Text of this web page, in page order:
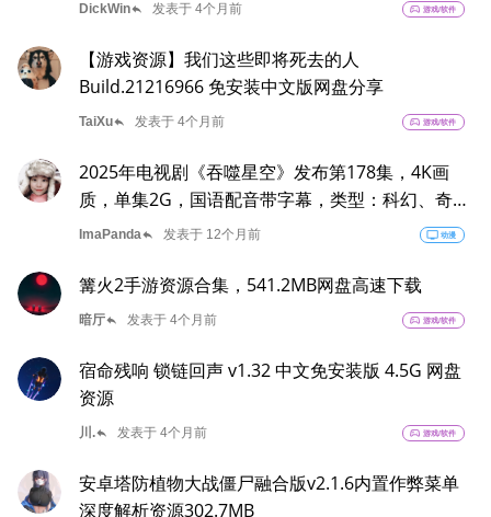
DickWinreply 发表于 4个月前 sports_esports 游戏/软件
【游戏资源】我们这些即将死去的人
Build.21216966 免安装中文版网盘分享
TaiXureply 发表于 4个月前 sports_esports 游戏/软件
2025年电视剧《吞噬星空》发布第178集，4K画
质，单集2G，国语配音带字幕，类型：科幻、奇
幻、动作
ImaPandareply 发表于 12个月前 tv 动漫
篝火2手游资源合集，541.2MB网盘高速下载
暗厅reply 发表于 4个月前 sports_esports 游戏/软件
宿命残响 锁链回声 v1.32 中文免安装版 4.5G 网盘
资源
川.reply 发表于 4个月前 sports_esports 游戏/软件
安卓塔防植物大战僵尸融合版v2.1.6内置作弊菜单
深度解析资源302.7MB